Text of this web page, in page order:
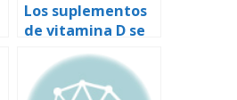
Los suplementos
de vitamina D se
asocian con un
menor riesgo de
mortalidad